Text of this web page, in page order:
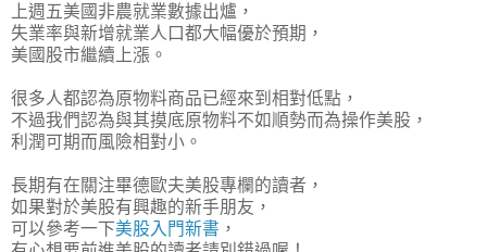
上週五美國非農就業數據出爐，
失業率與新增就業人口都大幅優於預期 ，
美國股市繼續上漲。
很多人都認為原物料商品已經來到相對低點，
不過我們認為與其摸底原物料不如順勢而為操作美股，
利潤可期而風險相對小。
長期有在關注畢德歐夫美股專欄的讀者，
如果對於美股有興趣的新手朋友，
可以參考一下美股入門新書 ，